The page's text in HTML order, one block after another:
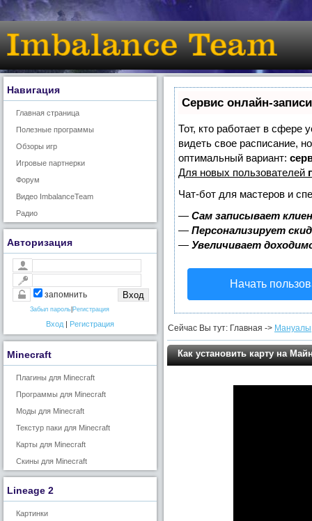
Навигация
Главная страница
Полезные программы
Обзоры игр
Игровые партнерки
Форум
Видео ImbalanceTeam
Радио
Авторизация
запомнить
Забыл пароль Регистрация
Вход | Регистрация
Minecraft
Плагины для Minecraft
Программы для Minecraft
Моды для Minecraft
Текстур паки для Minecraft
Карты для Minecraft
Скины для Minecraft
Lineage 2
Картинки
Сервис онлайн-
Тот, кто работает в сфере
видеть свое расписание,
оптимальный вариант:
Для новых пользователей
Чат-бот для мастеров и
— Сам записывает
— Персонализирует
— Увеличивает
Начать
Сейчас Вы тут: Главная -> Мануалы
Как установить карту на